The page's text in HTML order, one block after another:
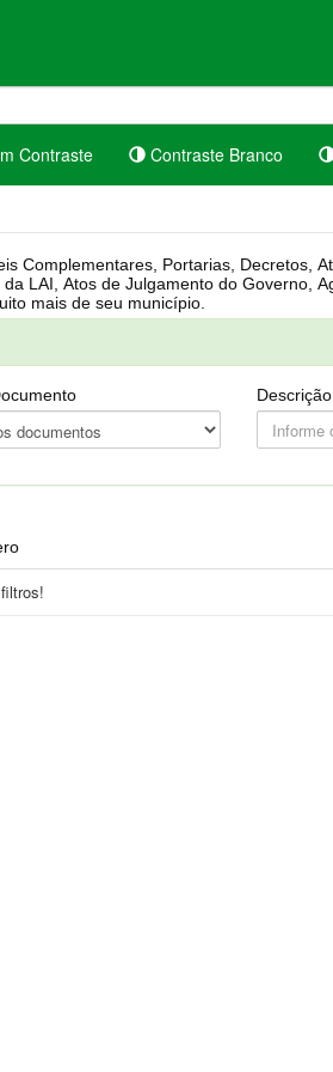
Contraste Contraste Branco
Pauta
Controle dos bens públicos e muito mais de seu município.
Descrição